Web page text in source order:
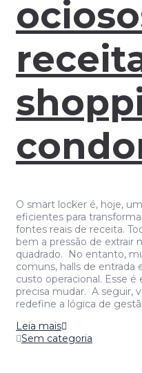
O smart locker é, hoje,
eficientes para
fontes reais de receita.
bem a pressão de extrair
quadrado. No entanto,
comuns, halls de entrada
custo operacional. Esse
precisa mudar. A seguir,
redefine a lógica de
Leia mais
Sem categoria